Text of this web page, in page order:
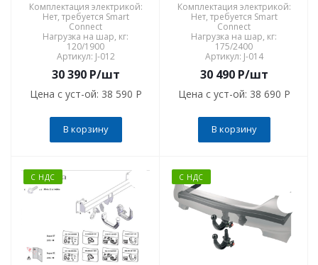
Комплектация электрикой:
Нет, требуется Smart
Connect
Нагрузка на шар, кг:
120/1900
Артикул: J-012
30 390P/шт
Цена с уст-ой: 38 590 P
В корзину
Комплектация электрикой:
Нет, требуется Smart
Connect
Нагрузка на шар, кг:
175/2400
Артикул: J-014
30 490P/шт
Цена с уст-ой: 38 690 P
В корзину
С НДС С НДС